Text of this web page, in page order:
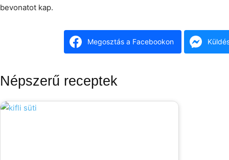
bevonatot kap.
Megosztás a Facebookon
Népszerű receptek